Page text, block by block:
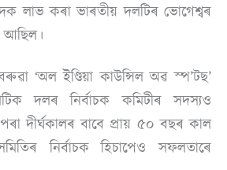
লাভ কৰা ভাৰতীয় দলটিৰ ভোগেশ্বৰ
‘অল ইণ্ডিয়া কাউন্সিল অৱ স্প’টছ’
দলৰ নির্বাচক কমিটীৰ সদস্যও
দীৰ্ঘকালৰ বাবে প্রায় ৫০ বছৰ কাল
নির্বাচক হিচাপেও সফলতাৰে